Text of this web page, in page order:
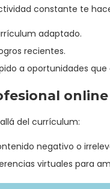
constante te
adaptado.
recientes.
a oportunidades
online
del currículum:
negativo o
virtuales para